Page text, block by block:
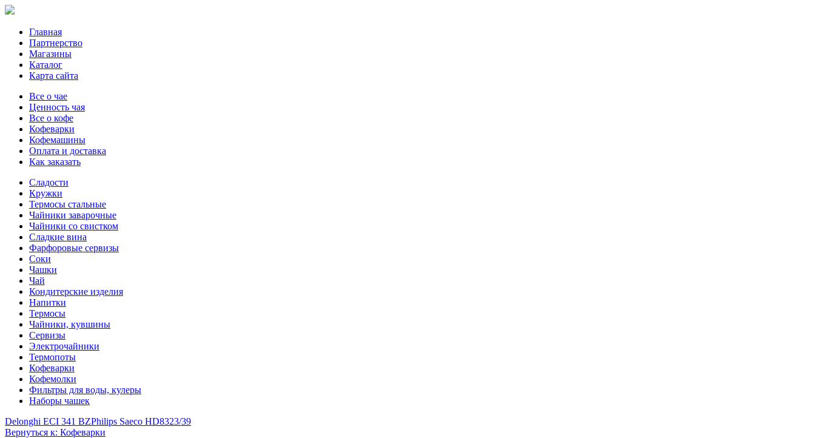
Главная
Партнерство
Магазины
Каталог
Карта сайта
Все о чае
Ценность чая
Все о кофе
Кофеварки
Кофемашины
Оплата и доставка
Как заказать
Сладости
Кружки
Термосы стальные
Чайники заварочные
Чайники со свистком
Сладкие вина
Фарфоровые сервизы
Соки
Чашки
Чай
Кондитерские изделия
Напитки
Термосы
Чайники, кувшины
Сервизы
Электрочайники
Термопоты
Кофеварки
Кофемолки
Фильтры для воды, кулеры
Наборы чашек
Delonghi ECI 341 BZPhilips Saeco HD8323/39
Вернуться к: Кофеварки